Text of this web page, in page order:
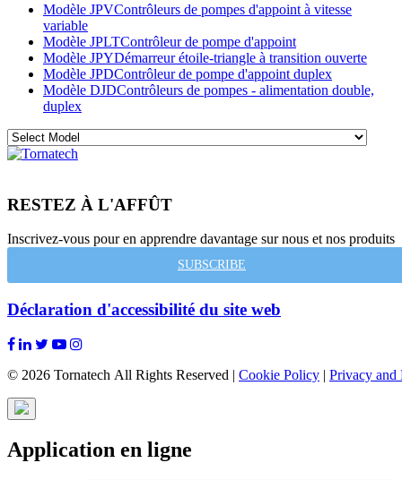
Modèle JPVContrôleurs de pompes d'appoint à vitesse
variable
Modèle JPLTContrôleur de pompe d'appoint
Modèle JPYDémarreur étoile-triangle à transition ouverte
Modèle JPDContrôleur de pompe d'appoint duplex
Modèle DJDContrôleurs de pompes - alimentation double,
duplex
RESTEZ À L'AFFÛT
Inscrivez-vous pour en apprendre davantage sur nous et nos produits
SUBSCRIBE
Déclaration d'accessibilité du site web
© 2026 Tornatech All Rights Reserved | Cookie Policy | Privacy and
Application en ligne